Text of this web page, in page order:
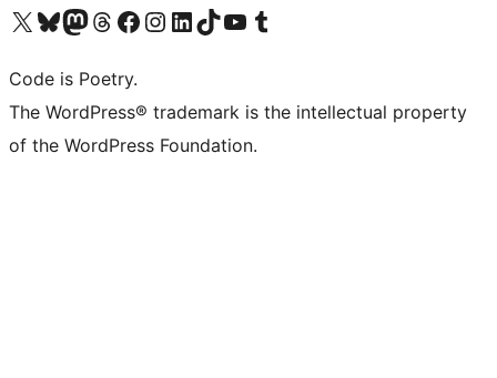
Visita il nostro account X (ex Twitter)
Visita il nostro account Bluesky
Visita il nostro account Mastodon
Visita il nostro account Threads
Visita la nostra pagina Facebook
Visita il nostro account Instagram
Visita il nostro account LinkedIn
Visita il nostro account TikTok
Visita il nostro canale YouTube
Visita il nostro account Tumblr
Code is Poetry.
The WordPress® trademark is the intellectual property
of the WordPress Foundation.